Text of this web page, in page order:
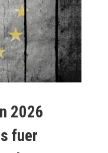
2026
fuer